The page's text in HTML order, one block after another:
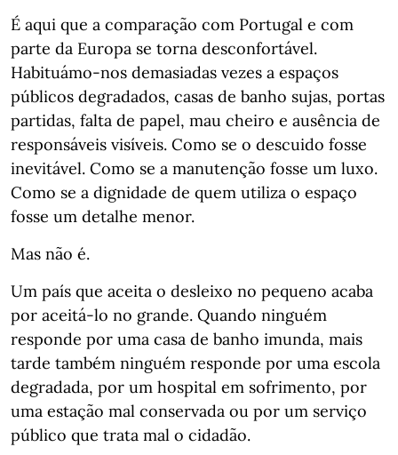
É aqui que a comparação com Portugal e com
parte da Europa se torna desconfortável.
Habituámo-nos demasiadas vezes a espaços
públicos degradados, casas de banho sujas, portas
partidas, falta de papel, mau cheiro e ausência de
responsáveis visíveis. Como se o descuido fosse
inevitável. Como se a manutenção fosse um luxo.
Como se a dignidade de quem utiliza o espaço
fosse um detalhe menor.
Mas não é.
Um país que aceita o desleixo no pequeno acaba
por aceitá-lo no grande. Quando ninguém
responde por uma casa de banho imunda, mais
tarde também ninguém responde por uma escola
degradada, por um hospital em sofrimento, por
uma estação mal conservada ou por um serviço
público que trata mal o cidadão.